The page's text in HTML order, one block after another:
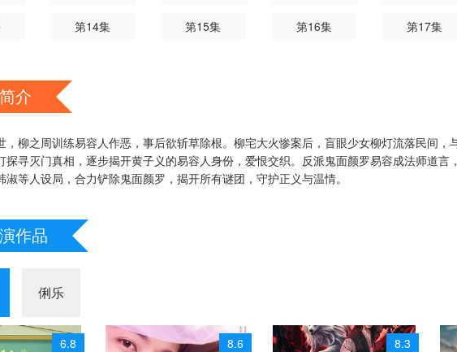
第14集 第15集 第16集 第17集
介
，柳之周训练易容人作恶，事后欲斩草除根。柳宅大火惨案后，盲眼少女柳灯流落民间，
探寻灭门真相，逐步揭开黄子义的易容人身份，爱恨交织。反派鬼面颜罗易容成法师道言
淑等人设局，合力铲除鬼面颜罗，揭开所有谜团，守护正义与温情。
作品
俐乐
6.8 8.6 8.3